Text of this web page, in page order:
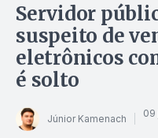
Servidor
suspeito de
eletrônicos
é solto
Júnior Kamenach 09